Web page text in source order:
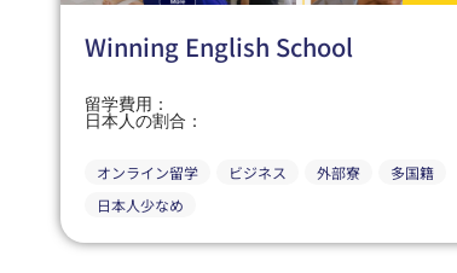
Winning English School
留学費用：
日本人の割合：
オンライン留学 ビジネス 外部寮
多国籍
日本人少なめ